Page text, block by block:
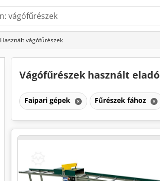
Használt vágófűrészek
Vágófűrészek használt eladó
Faipari gépek Fűrészek fához